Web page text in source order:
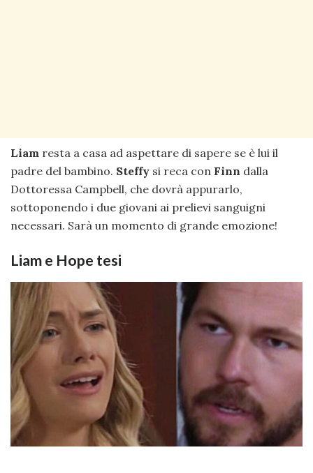
Liam resta a casa ad aspettare di sapere se è lui il
padre del bambino. Steffy si reca con Finn dalla
Dottoressa Campbell, che dovrà appurarlo,
sottoponendo i due giovani ai prelievi sanguigni
necessari. Sarà un momento di grande emozione!
Liam e Hope tesi